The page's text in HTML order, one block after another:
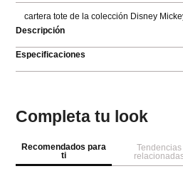
cartera tote de la colección Disney
Descripción
Especificaciones
Completa tu look
Recomendados para
ti
Tendencias